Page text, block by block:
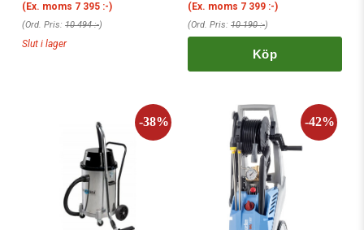
(Ex. moms 7 395 :-)
(Ord. Pris: 10 494 :-)
Slut i lager
(Ex. moms 7 399 :-)
(Ord. Pris: 10 190 :-)
Köp